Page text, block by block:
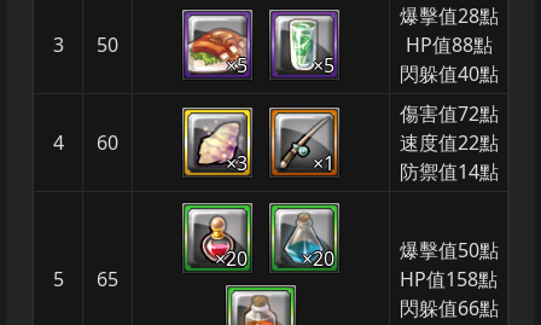
3 50
×5 ×5
爆擊值28點
HP值88點
閃躲值40點
4 60
×3 ×1
傷害值72點
速度值22點
防禦值14點
5 65
×20 ×20
爆擊值50點
HP值158點
閃躲值66點